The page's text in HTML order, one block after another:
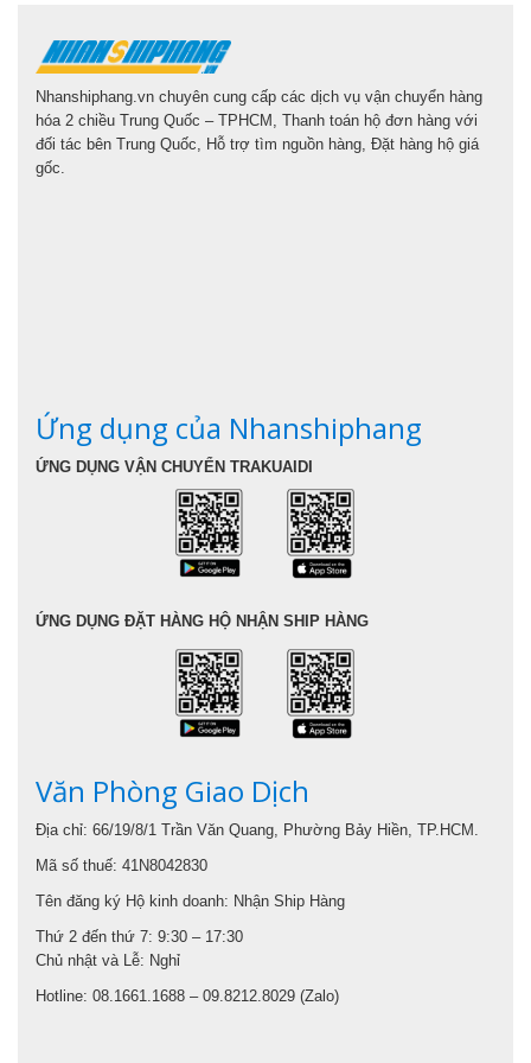
Nhanshiphang.vn chuyên cung cấp các dịch vụ vận chuyển hàng
hóa 2 chiều Trung Quốc – TPHCM, Thanh toán hộ đơn hàng với
đối tác bên Trung Quốc, Hỗ trợ tìm nguồn hàng, Đặt hàng hộ giá
gốc.
Ứng dụng của Nhanshiphang
ỨNG DỤNG VẬN CHUYỂN TRAKUAIDI
ỨNG DỤNG ĐẶT HÀNG HỘ NHẬN SHIP HÀNG
Văn Phòng Giao Dịch
Địa chỉ: 66/19/8/1 Trần Văn Quang, Phường Bảy Hiền, TP.HCM.
Mã số thuế: 41N8042830
Tên đăng ký Hộ kinh doanh: Nhận Ship Hàng
Thứ 2 đến thứ 7: 9:30 – 17:30
Chủ nhật và Lễ: Nghỉ
Hotline: 08.1661.1688 – 09.8212.8029 (Zalo)